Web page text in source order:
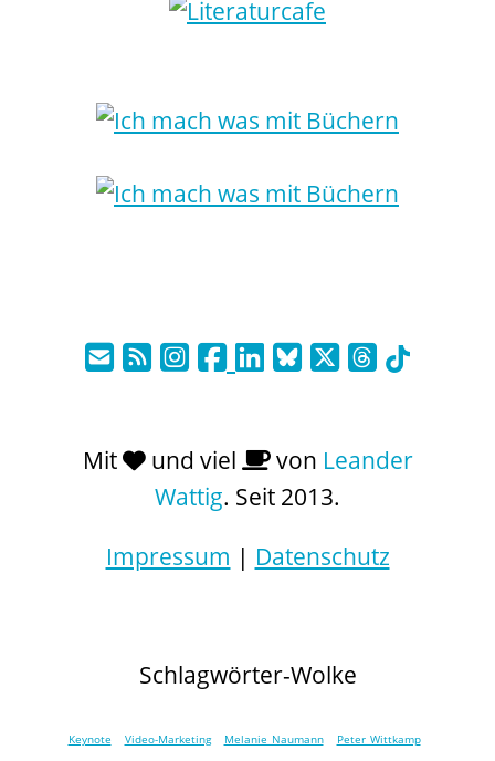
Mit und viel von Leander
Wattig. Seit 2013.
Impressum | Datenschutz
Schlagwörter-Wolke
Keynote Video-Marketing Melanie Naumann Peter Wittkamp